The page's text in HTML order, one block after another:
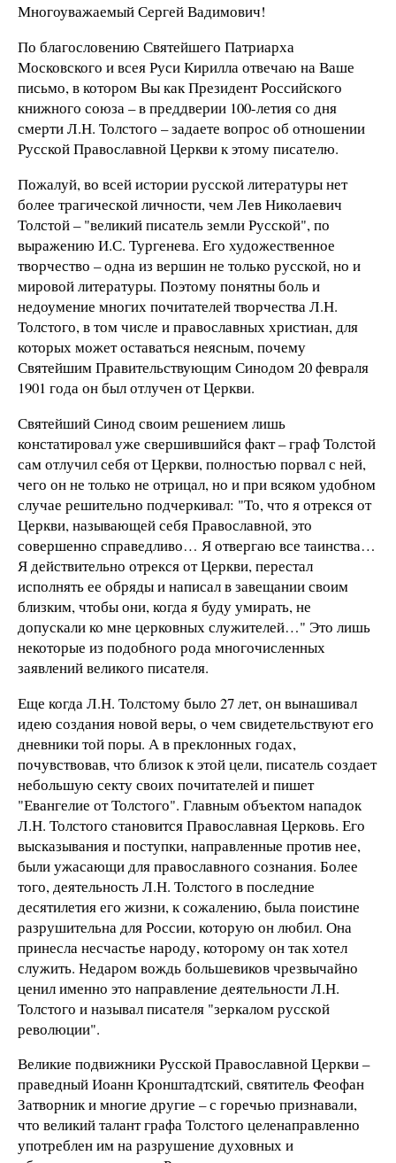
Многоуважаемый Сергей Вадимович!
По благословению Святейшего Патриарха
Московского и всея Руси Кирилла отвечаю на Ваше
письмо, в котором Вы как Президент Российского
книжного союза – в преддверии 100-летия со дня
смерти Л.Н. Толстого – задаете вопрос об отношении
Русской Православной Церкви к этому писателю.
Пожалуй, во всей истории русской литературы нет
более трагической личности, чем Лев Николаевич
Толстой – "великий писатель земли Русской", по
выражению И.С. Тургенева. Его художественное
творчество – одна из вершин не только русской, но и
мировой литературы. Поэтому понятны боль и
недоумение многих почитателей творчества Л.Н.
Толстого, в том числе и православных христиан, для
которых может оставаться неясным, почему
Святейшим Правительствующим Синодом 20 февраля
1901 года он был отлучен от Церкви.
Святейший Синод своим решением лишь
констатировал уже свершившийся факт – граф Толстой
сам отлучил себя от Церкви, полностью порвал с ней,
чего он не только не отрицал, но и при всяком удобном
случае решительно подчеркивал: "То, что я отрекся от
Церкви, называющей себя Православной, это
совершенно справедливо… Я отвергаю все таинства…
Я действительно отрекся от Церкви, перестал
исполнять ее обряды и написал в завещании своим
близким, чтобы они, когда я буду умирать, не
допускали ко мне церковных служителей…" Это лишь
некоторые из подобного рода многочисленных
заявлений великого писателя.
Еще когда Л.Н. Толстому было 27 лет, он вынашивал
идею создания новой веры, о чем свидетельствуют его
дневники той поры. А в преклонных годах,
почувствовав, что близок к этой цели, писатель создает
небольшую секту своих почитателей и пишет
"Евангелие от Толстого". Главным объектом нападок
Л.Н. Толстого становится Православная Церковь. Его
высказывания и поступки, направленные против нее,
были ужасающи для православного сознания. Более
того, деятельность Л.Н. Толстого в последние
десятилетия его жизни, к сожалению, была поистине
разрушительна для России, которую он любил. Она
принесла несчастье народу, которому он так хотел
служить. Недаром вождь большевиков чрезвычайно
ценил именно это направление деятельности Л.Н.
Толстого и называл писателя "зеркалом русской
революции".
Великие подвижники Русской Православной Церкви –
праведный Иоанн Кронштадтский, святитель Феофан
Затворник и многие другие – с горечью признавали,
что великий талант графа Толстого целенаправленно
употреблен им на разрушение духовных и